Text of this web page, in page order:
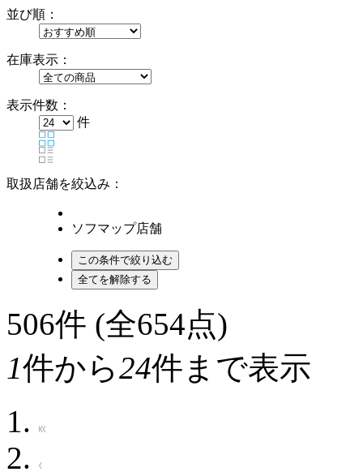
並び順：
在庫表示：
表示件数：
件
取扱店舗を絞込み：
ソフマップ店舗
506件 (全654点)
1件から24件まで表示